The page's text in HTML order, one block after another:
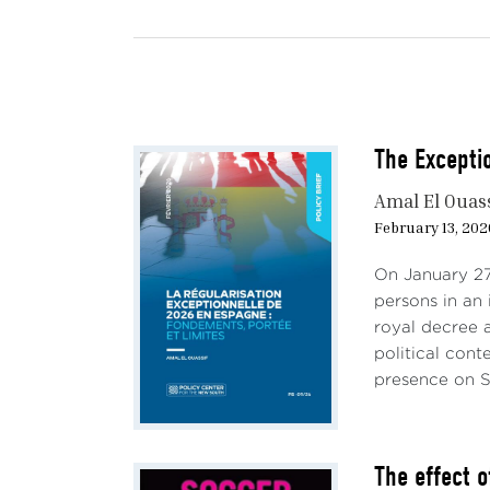
Elle
En
The
Amal El
February 13,
On January
persons in
royal decree
political
presence on
The effect